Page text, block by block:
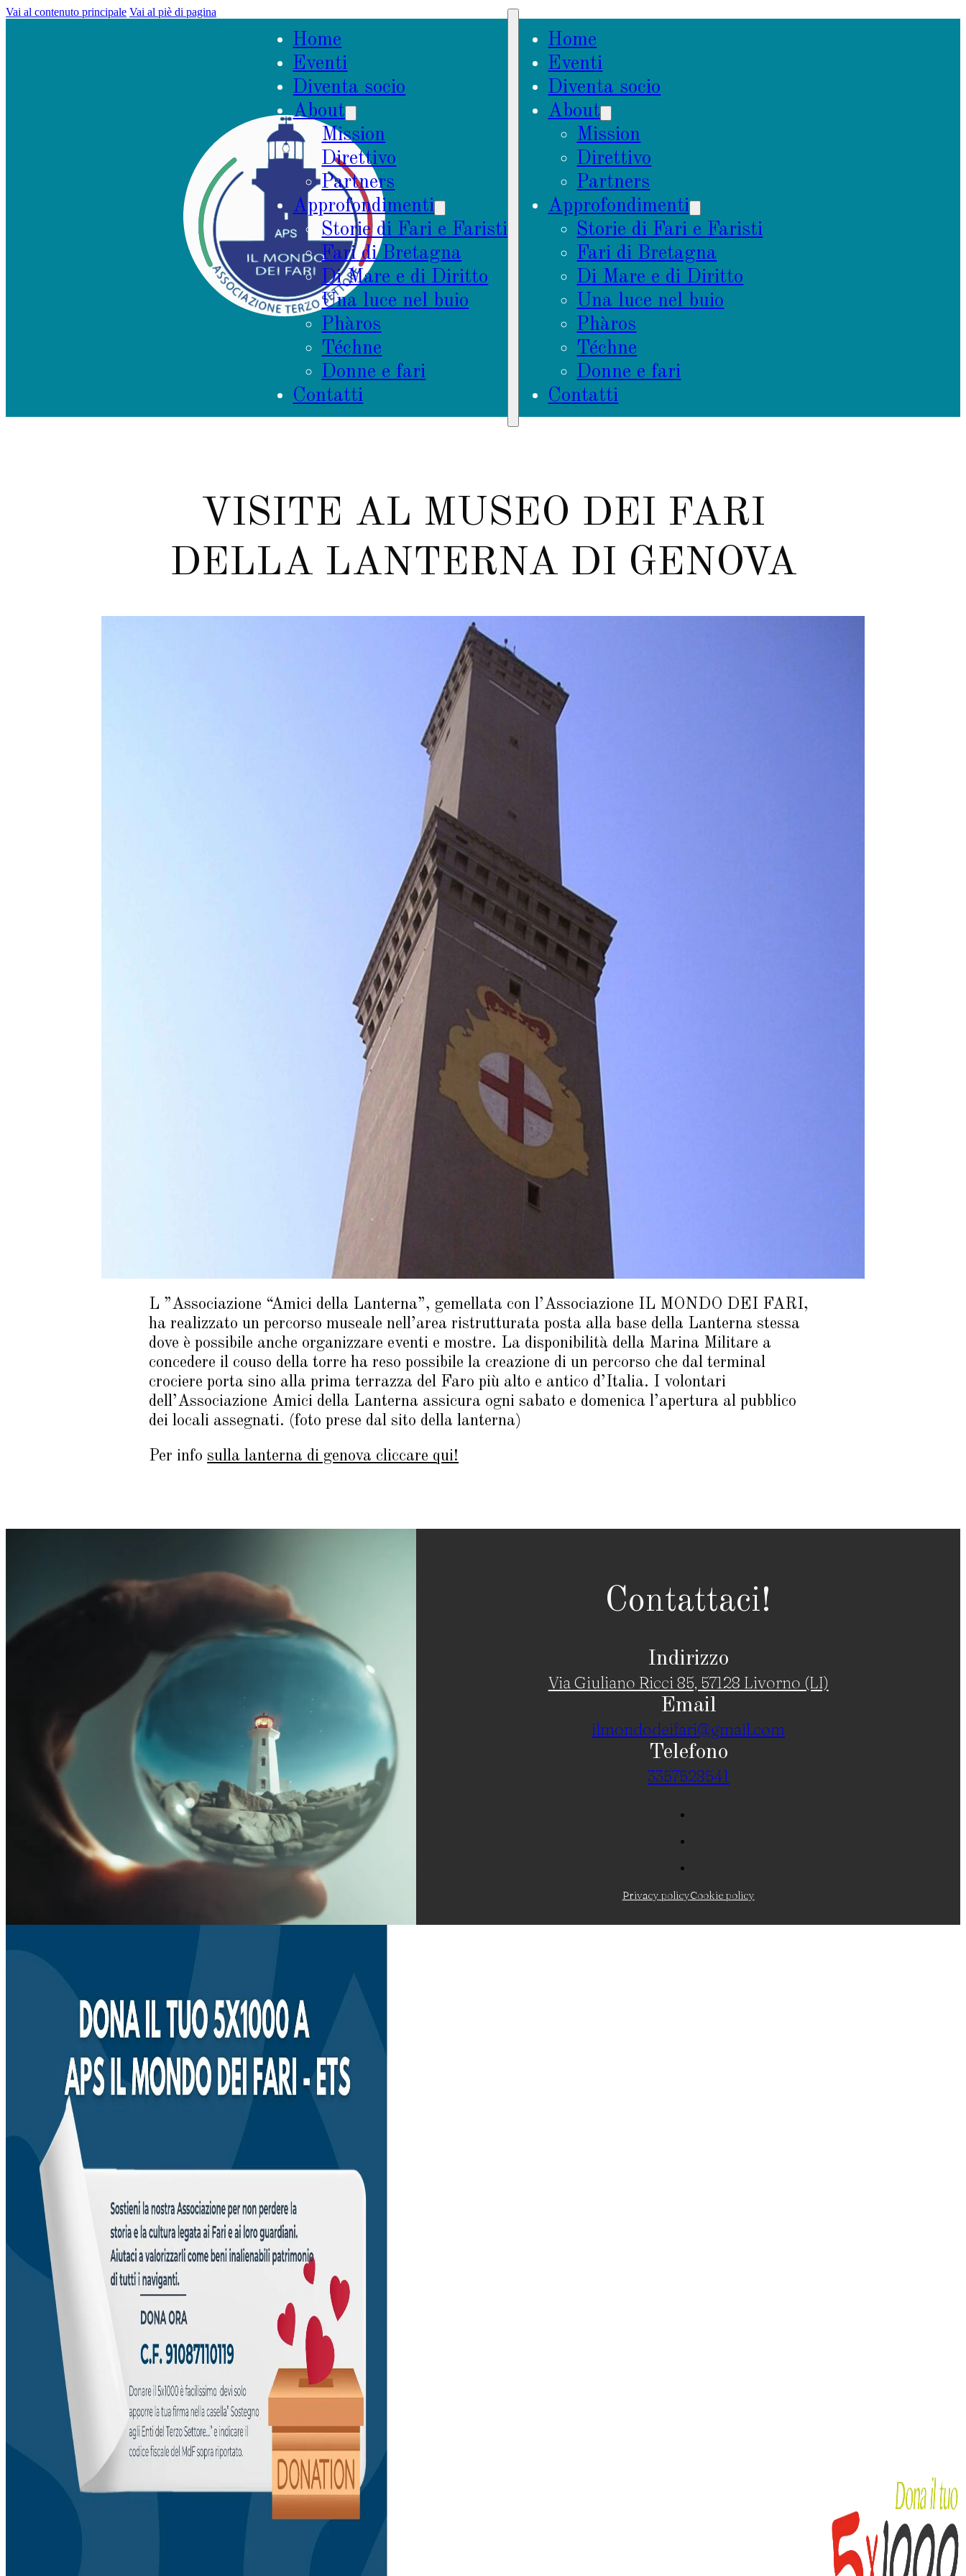
Vai al contenuto principale Vai al piè di pagina
Home
Eventi
Diventa socio
About
Mission
Direttivo
Partners
Approfondimenti
Storie di Fari e Faristi
Fari di Bretagna
Di Mare e di Diritto
Una luce nel buio
Phàros
Téchne
Donne e fari
Contatti
Home
Eventi
Diventa socio
About
Mission
Direttivo
Partners
Approfondimenti
Storie di Fari e Faristi
Fari di Bretagna
Di Mare e di Diritto
Una luce nel buio
Phàros
Téchne
Donne e fari
Contatti
VISITE AL MUSEO DEI FARI
DELLA LANTERNA DI GENOVA
L ”Associazione “Amici della Lanterna”, gemellata con l’Associazione IL MONDO DEI FARI,
ha realizzato un percorso museale nell’area ristrutturata posta alla base della Lanterna stessa
dove è possibile anche organizzare eventi e mostre. La disponibilità della Marina Militare a
concedere il couso della torre ha reso possibile la creazione di un percorso che dal terminal
crociere porta sino alla prima terrazza del Faro più alto e antico d’Italia. I volontari
dell’Associazione Amici della Lanterna assicura ogni sabato e domenica l’apertura al pubblico
dei locali assegnati. (foto prese dal sito della lanterna)
Per info sulla lanterna di genova cliccare qui!
Contattaci!
Indirizzo
Via Giuliano Ricci 85, 57128 Livorno (LI)
Email
ilmondodeifari@gmail.com
Telefono
3357528541
Privacy policyCookie policy